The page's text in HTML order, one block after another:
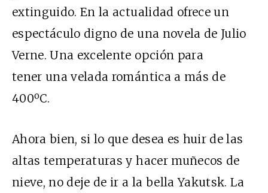
extinguido. En la actualidad ofrece un
espectáculo digno de una novela de Julio
Verne. Una excelente opción para
tener una velada romántica a más de
400ºC.
Ahora bien, si lo que desea es huir de las
altas temperaturas y hacer muñecos de
nieve, no deje de ir a la bella Yakutsk. La